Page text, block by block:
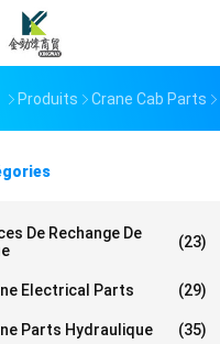
Produits Crane Cab Parts
De Rechange De
(23)
Electrical Parts (29)
Parts Hydraulique (35)